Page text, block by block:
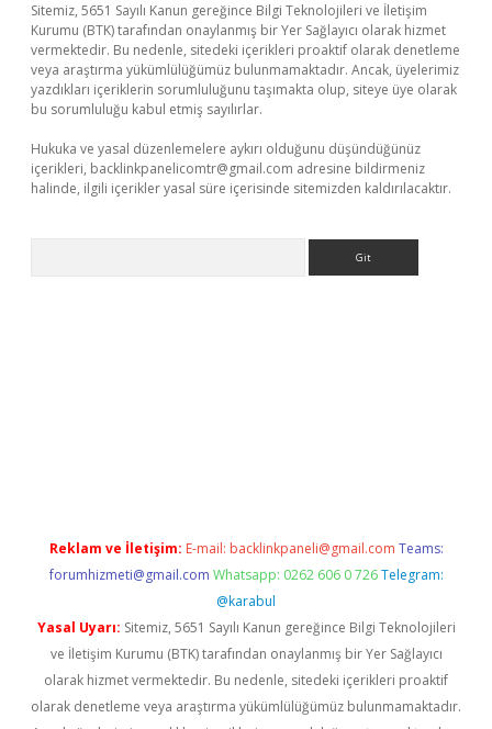
Sitemiz, 5651 Sayılı Kanun gereğince Bilgi Teknolojileri ve İletişim
Kurumu (BTK) tarafından onaylanmış bir Yer Sağlayıcı olarak hizmet
vermektedir. Bu nedenle, sitedeki içerikleri proaktif olarak denetleme
veya araştırma yükümlülüğümüz bulunmamaktadır. Ancak, üyelerimiz
yazdıkları içeriklerin sorumluluğunu taşımakta olup, siteye üye olarak
bu sorumluluğu kabul etmiş sayılırlar.
Hukuka ve yasal düzenlemelere aykırı olduğunu düşündüğünüz
içerikleri, backlinkpanelicomtr@gmail.com adresine bildirmeniz
halinde, ilgili içerikler yasal süre içerisinde sitemizden kaldırılacaktır.
Reklam ve İletişim: E-mail: backlinkpaneli@gmail.com Teams:
forumhizmeti@gmail.com Whatsapp: 0262 606 0 726 Telegram:
@karabul
Yasal Uyarı: Sitemiz, 5651 Sayılı Kanun gereğince Bilgi Teknolojileri
ve İletişim Kurumu (BTK) tarafından onaylanmış bir Yer Sağlayıcı
olarak hizmet vermektedir. Bu nedenle, sitedeki içerikleri proaktif
olarak denetleme veya araştırma yükümlülüğümüz bulunmamaktadır.